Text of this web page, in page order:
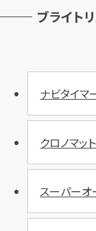
ブライト
ナビタイマ
クロノマット
スーパーオ